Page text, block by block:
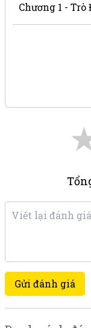
Chương 1 - Trò
Gửi đánh giá